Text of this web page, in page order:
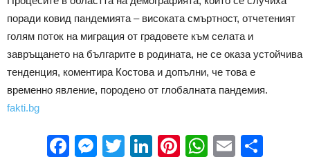
поради ковид пандемията – високата смъртност, отчетеният
голям поток на миграция от градовете към селата и
завръщането на българите в родината, не се оказа устойчива
тенденция, коментира Костова и допълни, че това е
временно явление, породено от глобалната пандемия.
fakti.bg
Facebook
Messenger
Twitter
LinkedIn
Pinterest
WhatsApp
Email